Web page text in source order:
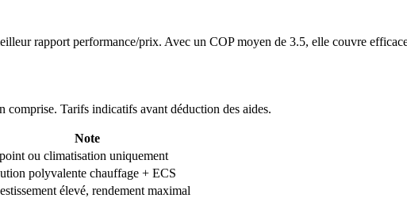
rapport performance/prix. Avec un COP moyen de 3.5, elle couvre
comprise. Tarifs indicatifs avant déduction des aides.
Note
ou climatisation uniquement
polyvalente chauffage + ECS
élevé, rendement maximal